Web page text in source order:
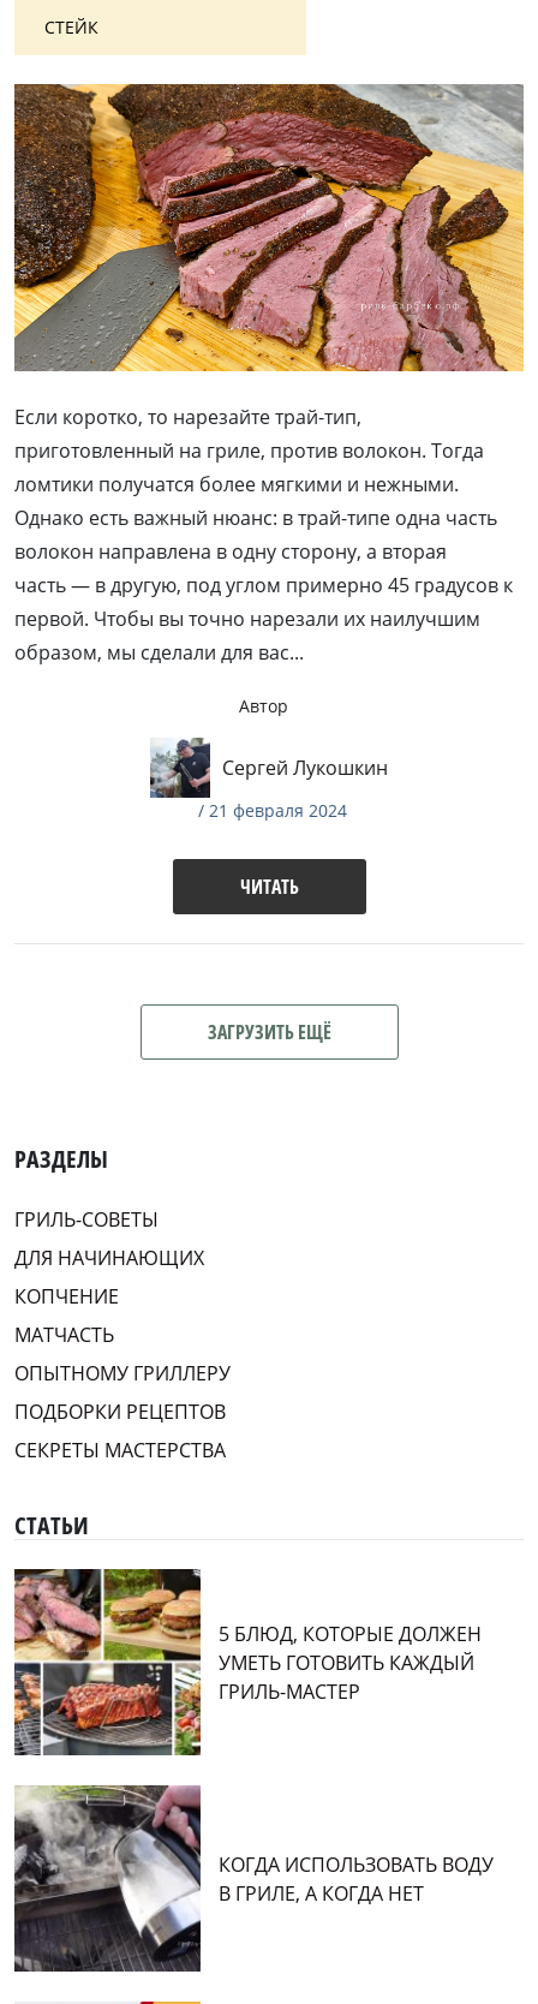
СТЕЙК
Если коротко, то нарезайте трай-тип,
приготовленный на гриле, против волокон. Тогда
ломтики получатся более мягкими и нежными.
Однако есть важный нюанс: в трай-типе одна часть
волокон направлена в одну сторону, а вторая
часть — в другую, под углом примерно 45 градусов к
первой. Чтобы вы точно нарезали их наилучшим
образом, мы сделали для вас...
Автор
Сергей Лукошкин
/ 21 февраля 2024
ЧИТАТЬ
ЗАГРУЗИТЬ ЕЩЁ
РАЗДЕЛЫ
ГРИЛЬ-СОВЕТЫ
ДЛЯ НАЧИНАЮЩИХ
КОПЧЕНИЕ
МАТЧАСТЬ
ОПЫТНОМУ ГРИЛЛЕРУ
ПОДБОРКИ РЕЦЕПТОВ
СЕКРЕТЫ МАСТЕРСТВА
СТАТЬИ
5 БЛЮД, КОТОРЫЕ ДОЛЖЕН
УМЕТЬ ГОТОВИТЬ КАЖДЫЙ
ГРИЛЬ-МАСТЕР
КОГДА ИСПОЛЬЗОВАТЬ ВОДУ
В ГРИЛЕ, А КОГДА НЕТ